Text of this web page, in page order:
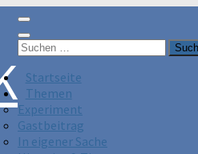
Suchen
Startseite
Themen
Experiment
Gastbeitrag
In eigener Sache